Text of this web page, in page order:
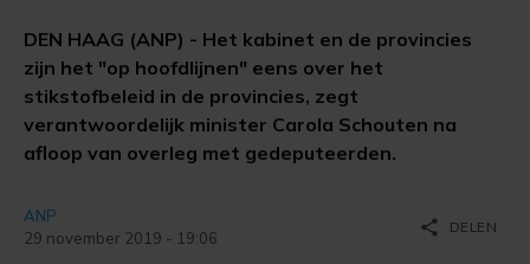
DEN HAAG (ANP) - Het kabinet en de provincies
zijn het "op hoofdlijnen" eens over het
stikstofbeleid in de provincies, zegt
verantwoordelijk minister Carola Schouten na
afloop van overleg met gedeputeerden.
ANP
29 november 2019 - 19:06
share DELEN